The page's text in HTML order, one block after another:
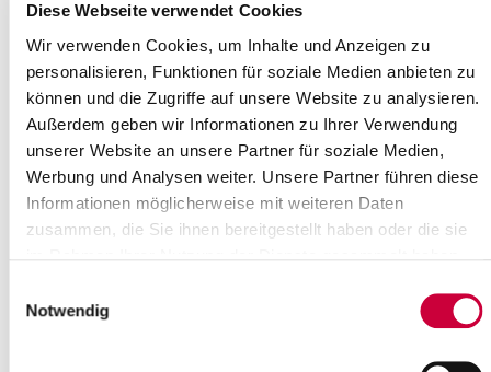
Diese Webseite verwendet Cookies
Wir verwenden Cookies, um Inhalte und Anzeigen zu
personalisieren, Funktionen für soziale Medien anbieten zu
können und die Zugriffe auf unsere Website zu analysieren.
Außerdem geben wir Informationen zu Ihrer Verwendung
unserer Website an unsere Partner für soziale Medien,
Werbung und Analysen weiter. Unsere Partner führen diese
Informationen möglicherweise mit weiteren Daten
zusammen, die Sie ihnen bereitgestellt haben oder die sie
Notwendig
Gesprächskreis für Menschen mit
Behinderung und ihre Angehörigen
28.10.20: Erfahren, was funktioniert,
wo und wie es Hilfe gibt - im Austausch
gelingt das am Besten. Das Fazit des
zweiten Gesprächskreises für das...
27.10.20: Am Mittwoch, dem 28.